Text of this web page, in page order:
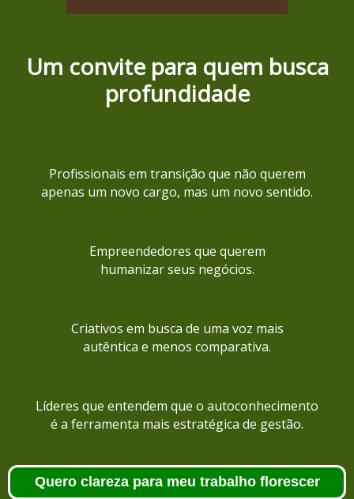
Um convite para quem busca
profundidade
Profissionais em transição que não querem
apenas um novo cargo, mas um novo sentido.
Empreendedores que querem
humanizar seus negócios.
Criativos em busca de uma voz mais
autêntica e menos comparativa.
Líderes que entendem que o autoconhecimento
é a ferramenta mais estratégica de gestão.
Quero clareza para meu trabalho florescer